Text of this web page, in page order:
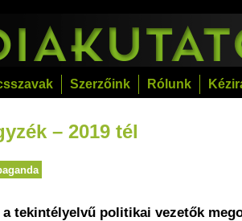
Szerzőink Rólunk
– 2019 tél
a tekintélyelvű politikai vezetők